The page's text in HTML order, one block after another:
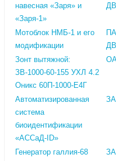
навесная «Заря» и
«Заря-1»
Мотоблок НМБ-1 и его
модификации
Зонт вытяжной:
ЗВ-1000-60-155 УХЛ 4.2
Оникс 60П-1000-Е4Г
Автоматизированная
система
биоидентификации
«АССаД-ID»
Генератор галлия-68